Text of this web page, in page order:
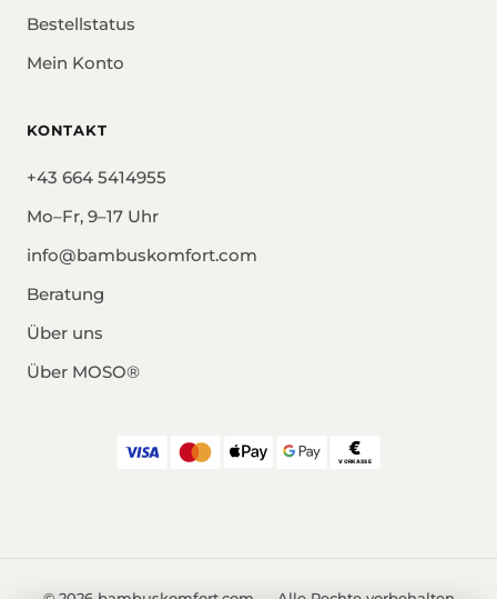
Bestellstatus
Mein Konto
KONTAKT
+43 664 5414955
Mo–Fr, 9–17 Uhr
info@bambuskomfort.com
Beratung
Über uns
Über MOSO®